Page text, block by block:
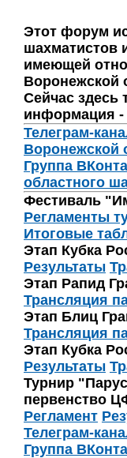
Этот форум
шахматистов
имеющей
Воронежской
Сейчас здесь
информация -
Телеграм-
Воронежской
Группа
областного
Фестиваль
Регламенты
Итоговые
Этап Кубка
Результаты
Этап Рапид
Трансляция
Этап Блиц
Трансляция
Этап Кубка
Результаты
Турнир
первенство
Регламент
Телеграм-
Группа